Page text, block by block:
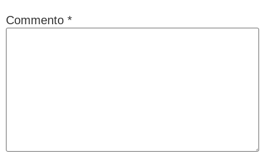
Commento *